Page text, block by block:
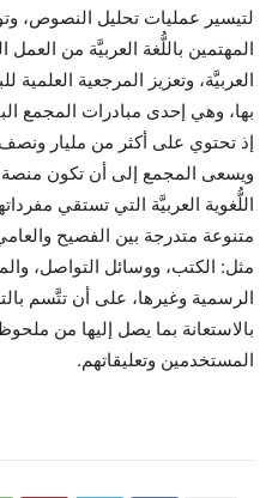
لتيسير عمليات تحليل النصوص،
المهتمين باللُّغة العربيَّة من
العربيَّة، وتعزيز المرجعية العلمية
بها، وهي إحدى مبادرات المجمع
إذ تحتوي على أكثر من مليار ونصف
ويسعى المجمع إلى أن تكون منصة
اللُّغوية العربيَّة التي تستقي
متنوعة متدرجة بين الفصيح
مثل: الكتب، ووسائل التواصل،
الرسمية وغيرها، على أن تتَّسم
بالاستعانة بما يصل إليها من
المستخدمين وتعليقاتهم.